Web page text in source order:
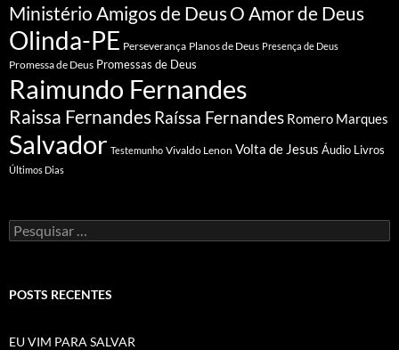
Ministério Amigos de DeusO Amor de Deus
Olinda-PE Perseverança Planos de Deus Presença de Deus
Promessa de Deus Promessas de Deus
Raimundo Fernandes
Raissa FernandesRaíssa Fernandes Romero Marques
Salvador Testemunho Vivaldo Lenon Volta de Jesus Áudio Livros
Últimos Dias
Pesquisar
por:
POSTS RECENTES
EU VIM PARA SALVAR